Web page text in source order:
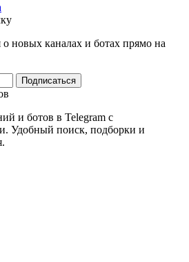
новых каналах и ботаx прямо на
Подписаться
и ботов в Telegram с
Удобный поиск, подборки и